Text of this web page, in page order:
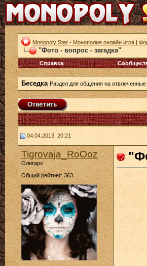
Monopoly Star - Монополия онлайн игра |
"Фото - вопрос - загадка"
Справка
Беседка Раздел для общения на
04.04.2013, 20:21
Tigrovaja_RoOoz
Олигарх
Общий рейтинг: 363